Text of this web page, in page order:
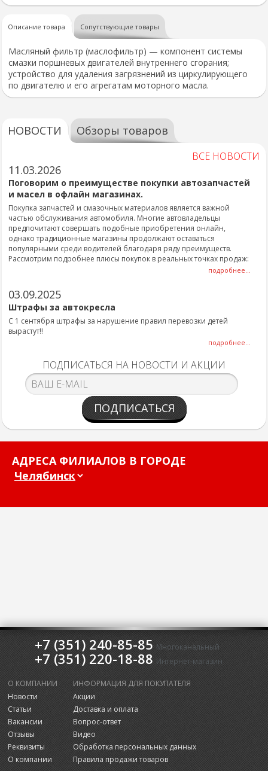
Описание товара Сопутствующие товары
Масляный фильтр (маслофильтр) — компонент системы
смазки поршневых двигателей внутреннего сгорания;
устройство для удаления загрязнений из циркулирующего
по двигателю и его агрегатам моторного масла.
НОВОСТИ Обзоры товаров
ВСЕ НОВОСТИ
11.03.2026
Поговорим о преимуществе покупки автозапчастей
и масел в офлайн магазинах.
Покупка запчастей и смазочных материалов является важной
частью обслуживания автомобиля. Многие автовладельцы
предпочитают совершать подобные приобретения онлайн,
однако традиционные магазины продолжают оставаться
популярными среди водителей благодаря ряду преимуществ.
Рассмотрим подробнее плюсы покупок в реальных точках продаж:
подробнее...
03.09.2025
Штрафы за автокресла
С 1 сентября штрафы за нарушение правил перевозки детей
вырастут!!
подробнее...
ПОДПИСАТЬСЯ НА НОВОСТИ И АКЦИИ
ПОДПИСАТЬСЯ
АДРЕСА ФИЛИАЛОВ В ГОРОДЕ
+7 (351) 240-85-85 Многоканальный
+7 (351) 220-18-88 Интернет-магазин
О КОМПАНИИ
Новости
Статьи
Вакансии
Отзывы
Реквизиты
О компании
ИНФОРМАЦИЯ ДЛЯ ПОКУПАТЕЛЯ
Акции
Доставка и оплата
Вопрос-ответ
Видео
Обработка персональных данных
Правила продажи товаров